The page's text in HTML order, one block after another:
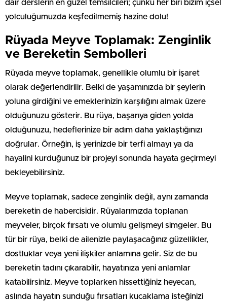
dair derslerin en güzel temsilcileri; çünkü her biri bizim içsel
yolculuğumuzda keşfedilmemiş hazine dolu!
Rüyada Meyve Toplamak: Zenginlik
ve Bereketin Sembolleri
Rüyada meyve toplamak, genellikle olumlu bir işaret
olarak değerlendirilir. Belki de yaşamınızda bir şeylerin
yoluna girdiğini ve emeklerinizin karşılığını almak üzere
olduğunuzu gösterir. Bu rüya, başarıya giden yolda
olduğunuzu, hedeflerinize bir adım daha yaklaştığınızı
doğrular. Örneğin, iş yerinizde bir terfi almayı ya da
hayalini kurduğunuz bir projeyi sonunda hayata geçirmeyi
bekleyebilirsiniz.
Meyve toplamak, sadece zenginlik değil, aynı zamanda
bereketin de habercisidir. Rüyalarımızda toplanan
meyveler, birçok fırsatı ve olumlu gelişmeyi simgeler. Bu
tür bir rüya, belki de ailenizle paylaşacağınız güzellikler,
dostluklar veya yeni ilişkiler anlamına gelir. Siz de bu
bereketin tadını çıkarabilir, hayatınıza yeni anlamlar
katabilirsiniz. Meyve toplarken hissettiğiniz heyecan,
aslında hayatın sunduğu fırsatları kucaklama isteğinizi